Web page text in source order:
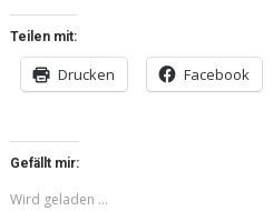
Teilen mit:
Drucken Facebook
Gefällt mir:
Wird geladen …